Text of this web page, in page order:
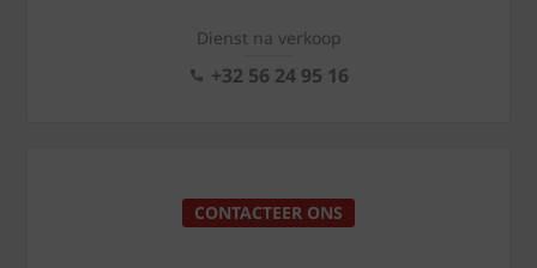
Dienst na verkoop
+32 56 24 95 16
CONTACTEER ONS